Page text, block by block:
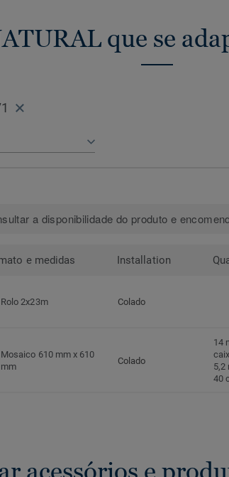
que se
a disponibilidade do produto e
e medidas Installation
Rolo 2x23m Colado
Mosaico 610 mm x 610
mm
Colado
14
5,2
40